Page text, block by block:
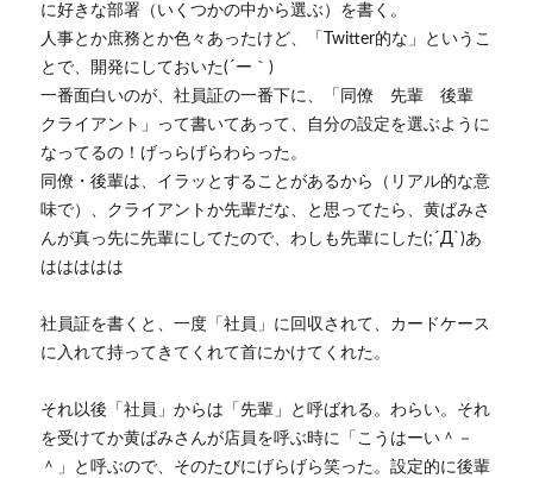
に好きな部署（いくつかの中から選ぶ）を書く。
人事とか庶務とか色々あったけど、「Twitter的な」というこ
とで、開発にしておいた(´ー｀)
一番面白いのが、社員証の一番下に、「同僚 先輩 後輩
クライアント」って書いてあって、自分の設定を選ぶように
なってるの！げっらげらわらった。
同僚・後輩は、イラッとすることがあるから（リアル的な意
味で）、クライアントか先輩だな、と思ってたら、黄ばみさ
んが真っ先に先輩にしてたので、わしも先輩にした(;´Д`)あ
ははははは
社員証を書くと、一度「社員」に回収されて、カードケース
に入れて持ってきてくれて首にかけてくれた。
それ以後「社員」からは「先輩」と呼ばれる。わらい。それ
を受けてか黄ばみさんが店員を呼ぶ時に「こうはーい＾－
＾」と呼ぶので、そのたびにげらげら笑った。設定的に後輩